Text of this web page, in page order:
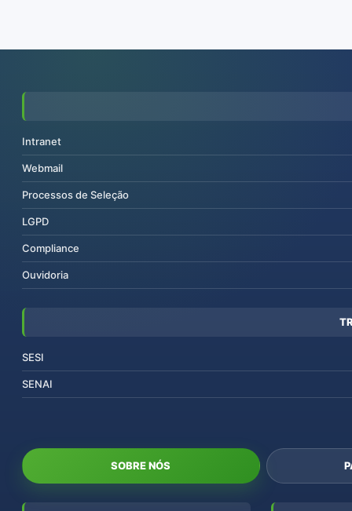
Intranet
Webmail
Processos de Seleção
LGPD
Compliance
Ouvidoria
SESI
SENAI
SOBRE NÓS